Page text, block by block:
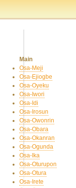
Main
Osa-Meji
Osa-Ejiogbe
Osa-Oyeku
Osa-Iwori
Osa-Idi
Osa-Irosun
Osa-Owonrin
Osa-Obara
Osa-Okanran
Osa-Ogunda
Osa-Ika
Osa-Oturupon
Osa-Otura
Osa-Irete